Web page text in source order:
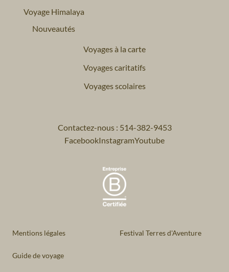
Voyage Himalaya
Nouveautés
Voyages à la carte
Voyages caritatifs
Voyages scolaires
Contactez-nous : 514-382-9453
FacebookInstagramYoutube
Mentions légales Festival Terres d'Aventure
Guide de voyage